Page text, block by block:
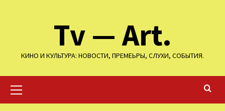
Tv — Art.
КИНО И КУЛЬТУРА: НОВОСТИ, ПРЕМЕЬРЫ, СЛУХИ, СОБЫТИЯ.
меню